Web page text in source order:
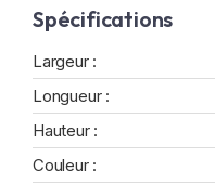
Spécifications
Largeur :
Longueur :
Hauteur :
Couleur :